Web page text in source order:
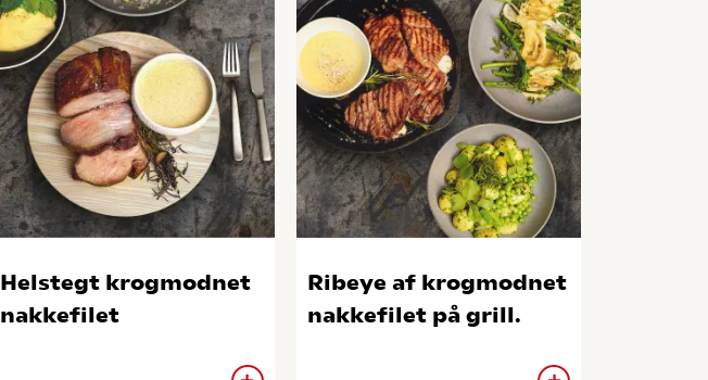
Helstegt krogmodnet
nakkefilet
Ribeye af krogmodnet
nakkefilet på grill.